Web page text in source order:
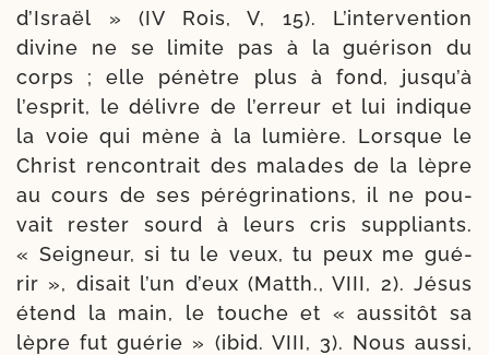
d’Israël » (IV Rois, V, 15). L’interven­tion
divine ne se limite pas à la gué­ri­son du
corps ; elle pénè­tre plus à fond, jus­qu’à
l’es­prit, le délivre de l’er­reur et lui indique
la voie qui mène à la lumière. Lorsque le
Christ ren­contrait des malades de la lèpre
au cours de ses péré­gri­na­tions, il ne pou­
vait res­ter sourd à leurs cris sup­pliants.
« Seigneur, si tu le veux, tu peux me gué­
rir », disait l’un d’eux (Matth., VIII, 2). Jésus
étend la main, le touche et « aus­si­tôt sa
lèpre fut gué­rie » (ibid. VIII, 3). Nous aus­si,